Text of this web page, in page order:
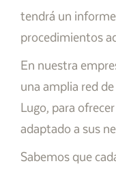
tendrá un
procedimientos
En nuestra
una amplia red
Lugo, para
adaptado a sus
Sabemos que